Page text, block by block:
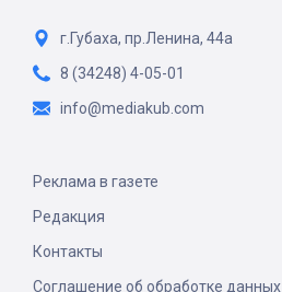
г.Губаха, пр.Ленина, 44а
8 (34248) 4-05-01
info@mediakub.com
Реклама в газете
Редакция
Контакты
Соглашение об обработке данных